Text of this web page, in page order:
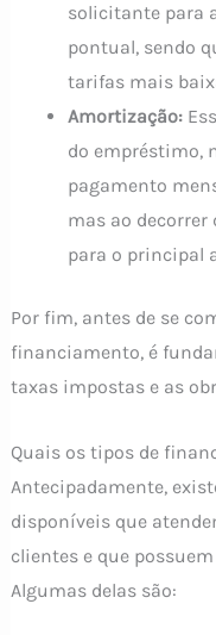
solicitante para
pontual, sendo
tarifas mais
Amortização:
do empréstimo,
pagamento
mas ao decorrer
para o principal
Por fim, antes de se
financiamento, é
taxas impostas e as
Quais os tipos de
Antecipadamente,
disponíveis que
clientes e que
Algumas delas são: